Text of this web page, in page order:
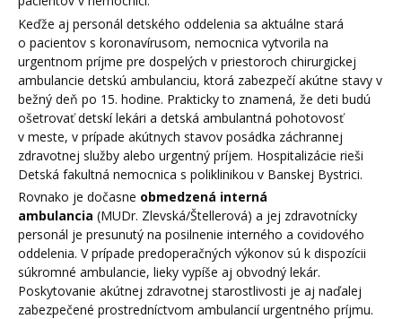
Keďže aj personál detského oddelenia sa aktuálne stará
o pacientov s koronavírusom, nemocnica vytvorila na
urgentnom príjme pre dospelých v priestoroch chirurgickej
ambulancie detskú ambulanciu, ktorá zabezpečí akútne stavy v
bežný deň po 15. hodine. Prakticky to znamená, že deti budú
ošetrovať detskí lekári a detská ambulantná pohotovosť
v meste, v prípade akútnych stavov posádka záchrannej
zdravotnej služby alebo urgentný príjem. Hospitalizácie rieši
Detská fakultná nemocnica s poliklinikou v Banskej Bystrici.
Rovnako je dočasne obmedzená interná
ambulancia (MUDr. Zlevská/Štellerová) a jej zdravotnícky
personál je presunutý na posilnenie interného a covidového
oddelenia. V prípade predoperačných výkonov sú k dispozícii
súkromné ambulancie, lieky vypíše aj obvodný lekár.
Poskytovanie akútnej zdravotnej starostlivosti je aj naďalej
zabezpečené prostredníctvom ambulancií urgentného príjmu.